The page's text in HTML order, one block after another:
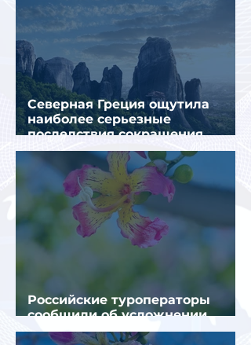
Северная Греция ощутила
наиболее серьезные
последствия сокращения
турпотока из России
Российские туроператоры
сообщили об усложнении
получения виз в Грецию